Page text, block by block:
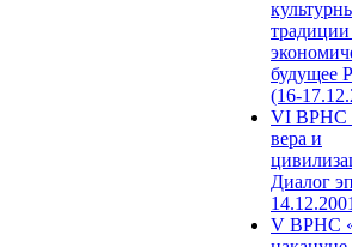
будущее
(16-
VI ВРНС
вера и
Диалог
V ВРНС